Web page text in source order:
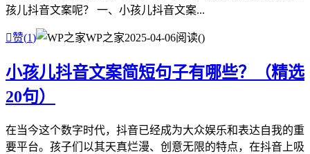
孩儿抖音文案呢？ 一、小孩儿抖音文案...
赞(1) WP之家2025-04-06阅读()
小孩儿抖音文案简短句子有哪些？（精选
20句）
在当今这个数字时代，抖音已经成为大众娱乐和表达自我的重
要平台。孩子们以其天真烂漫、创意无限的特点，在抖音上吸